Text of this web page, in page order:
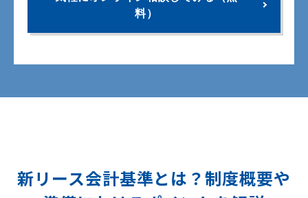
料）
新リース会計基準とは？制度概要や